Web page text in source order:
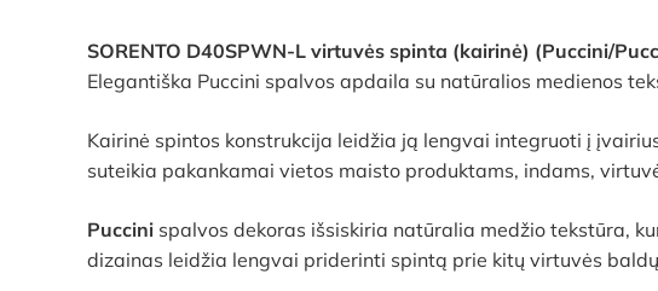
SORENTO D40SPWN-L virtuvės spinta (kairinė) (Puccini/
Elegantiška Puccini spalvos apdaila su natūralios medienos
Kairinė spintos konstrukcija leidžia ją lengvai integruoti į
suteikia pakankamai vietos maisto produktams, indams,
Puccini spalvos dekoras išsiskiria natūralia medžio tekstūra,
dizainas leidžia lengvai priderinti spintą prie kitų virtuvės